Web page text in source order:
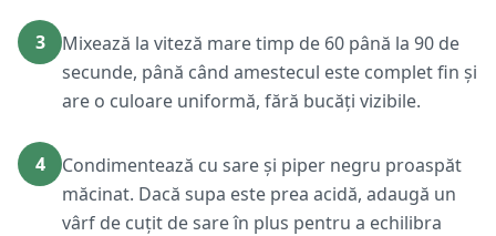
3
Mixează la viteză mare timp de 60 până la 90 de
secunde, până când amestecul este complet fin și
are o culoare uniformă, fără bucăți vizibile.
4
Condimentează cu sare și piper negru proaspăt
măcinat. Dacă supa este prea acidă, adaugă un
vârf de cuțit de sare în plus pentru a echilibra